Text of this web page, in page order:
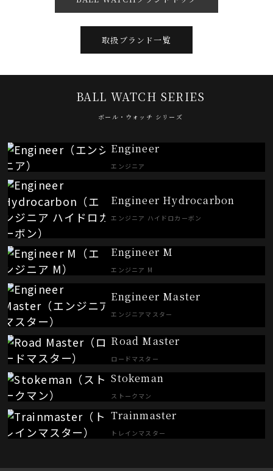
取扱ブランド一覧
BALL WATCH SERIES
ボール・ウォッチ シリーズ
Engineer
エンジニア
Engineer Hydrocarbon
エンジニア ハイドロカーボン
Engineer M
エンジニア M
Engineer Master
エンジニアマスター
Road Master
ロードマスター
Stokeman
ストークマン
Trainmaster
トレインマスター